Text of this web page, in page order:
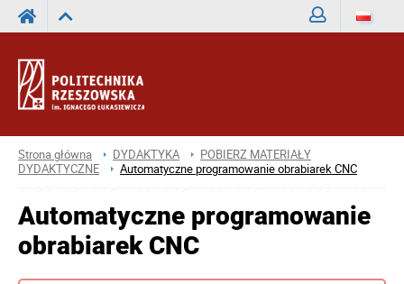
Strona główna DYDAKTYKA
POBIERZ MATERIAŁY
DYDAKTYCZNE
Automatyczne programowanie obrabiarek CNC
Automatyczne programowanie
obrabiarek CNC